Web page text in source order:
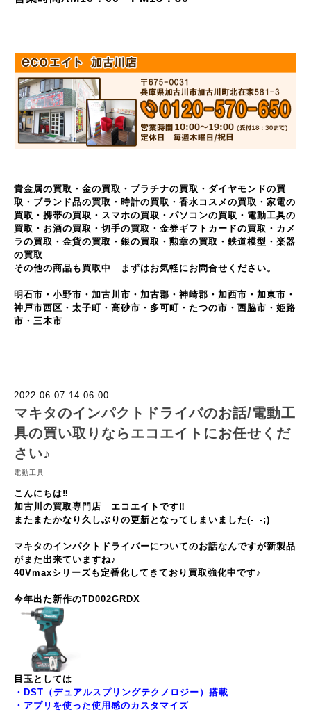
貴金属の買取・金の買取・プラチナの買取・ダイヤモンドの買
取・ブランド品の買取・時計の買取・香水コスメの買取・家電の
買取・携帯の買取・スマホの買取・パソコンの買取・電動工具の
買取・お酒の買取・切手の買取・金券ギフトカードの買取・カメ
ラの買取・金貨の買取・銀の買取・勲章の買取・鉄道模型・楽器
の買取
その他の商品も買取中 まずはお気軽にお問合せください。
明石市・小野市・加古川市・加古郡・神崎郡・加西市・加東市・
神戸市西区・太子町・高砂市・多可町・たつの市・西脇市・姫路
市・三木市
2022-06-07 14:06:00
マキタのインパクトドライバのお話/電動工
具の買い取りならエコエイトにお任せくだ
さい♪
電動工具
こんにちは‼
加古川の買取専門店 エコエイトです‼
またまたかなり久しぶりの更新となってしまいました(-_-;)
マキタのインパクトドライバーについてのお話なんですが新製品
がまた出来ていますね♪
40Vmaxシリーズも定番化してきており買取強化中です♪
今年出た新作のTD002GRDX
目玉としては
・DST（デュアルスプリングテクノロジー）搭載
・アプリを使った使用感のカスタマイズ